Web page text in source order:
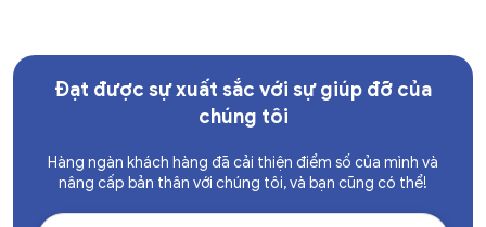
Đạt được sự xuất sắc với sự giúp đỡ của
chúng tôi
Hàng ngàn khách hàng đã cải thiện điểm số của mình và
nâng cấp bản thân với chúng tôi, và bạn cũng có thể!